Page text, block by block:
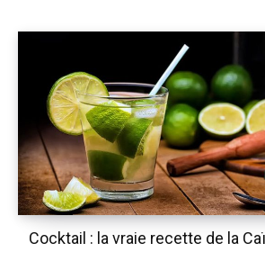
Cocktail : la vraie recette de la